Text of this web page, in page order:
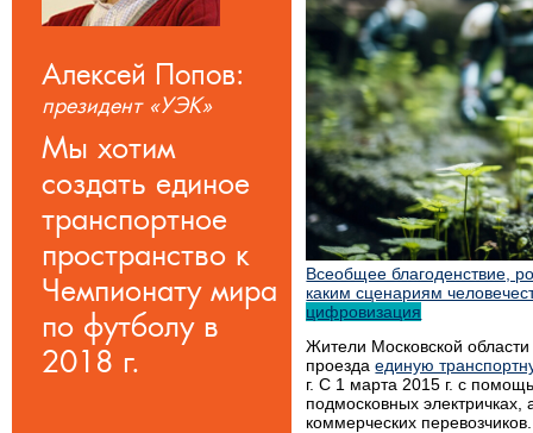
Всеобщее благоденствие,
каким сценариям
цифровизация
Жители Московской
проездаединую
г. С 1 марта 2015 г. с
подмосковных
коммерческих перевозчиков.
Алексей Попов:
президент «УЭК»
Мы хотим
создать единое
транспортное
пространство к
Чемпионату мира
по футболу в
2018 г.
Руслан Ким:
министр
экономического
развития Иркутской
области
Сборы на услуги
ЖКХ увеличились
с 88% до 96-97%